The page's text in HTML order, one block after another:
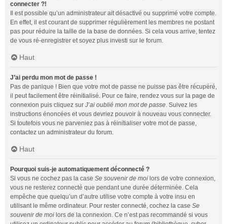
connecter ?!
Il est possible qu’un administrateur ait désactivé ou supprimé votre compte.
En effet, il est courant de supprimer régulièrement les membres ne postant
pas pour réduire la taille de la base de données. Si cela vous arrive, tentez
de vous ré-enregistrer et soyez plus investi sur le forum.
Haut
J’ai perdu mon mot de passe !
Pas de panique ! Bien que votre mot de passe ne puisse pas être récupéré,
il peut facilement être réinitialisé. Pour ce faire, rendez vous sur la page de
connexion puis cliquez sur J’ai oublié mon mot de passe. Suivez les
instructions énoncées et vous devriez pouvoir à nouveau vous connecter.
Si toutefois vous ne parveniez pas à réinitialiser votre mot de passe,
contactez un administrateur du forum.
Haut
Pourquoi suis-je automatiquement déconnecté ?
Si vous ne cochez pas la case Se souvenir de moi lors de votre connexion,
vous ne resterez connecté que pendant une durée déterminée. Cela
empêche que quelqu’un d’autre utilise votre compte à votre insu en
utilisant le même ordinateur. Pour rester connecté, cochez la case Se
souvenir de moi lors de la connexion. Ce n’est pas recommandé si vous